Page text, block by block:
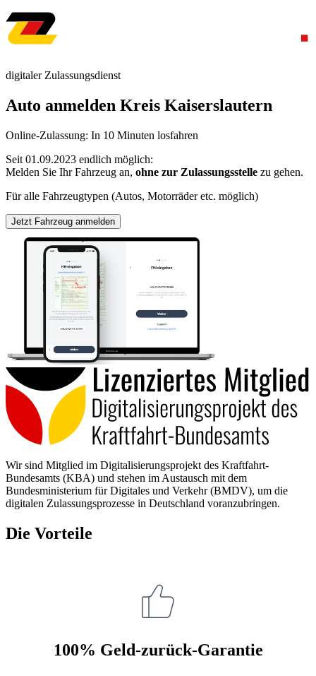
digitaler Zulassungsdienst
Auto anmelden Kreis Kaiserslautern
Online-Zulassung: In 10 Minuten losfahren
Seit 01.09.2023 endlich möglich:
Melden Sie Ihr Fahrzeug an, ohne zur Zulassungsstelle zu gehen.
Für alle Fahrzeugtypen (Autos, Motorräder etc. möglich)
Jetzt Fahrzeug anmelden
Wir sind Mitglied im Digitalisierungsprojekt des Kraftfahrt-
Bundesamts (KBA) und stehen im Austausch mit dem
Bundesministerium für Digitales und Verkehr (BMDV), um die
digitalen Zulassungsprozesse in Deutschland voranzubringen.
Die Vorteile
100% Geld-zurück-Garantie